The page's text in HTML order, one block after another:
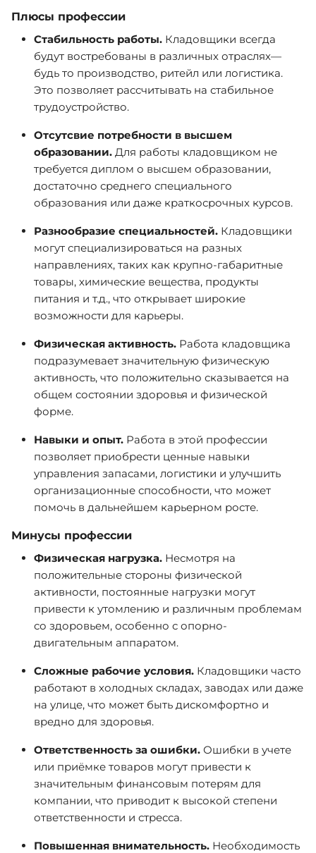
Плюсы профессии
Стабильность работы. Кладовщики всегда
будут востребованы в различных отраслях—
будь то производство, ритейл или логистика.
Это позволяет рассчитывать на стабильное
трудоустройство.
Отсутсвие потребности в высшем
образовании. Для работы кладовщиком не
требуется диплом о высшем образовании,
достаточно среднего специального
образования или даже краткосрочных курсов.
Разнообразие специальностей. Кладовщики
могут специализироваться на разных
направлениях, таких как крупно-габаритные
товары, химические вещества, продукты
питания и т.д., что открывает широкие
возможности для карьеры.
Физическая активность. Работа кладовщика
подразумевает значительную физическую
активность, что положительно сказывается на
общем состоянии здоровья и физической
форме.
Навыки и опыт. Работа в этой профессии
позволяет приобрести ценные навыки
управления запасами, логистики и улучшить
организационные способности, что может
помочь в дальнейшем карьерном росте.
Минусы профессии
Физическая нагрузка. Несмотря на
положительные стороны физической
активности, постоянные нагрузки могут
привести к утомлению и различным проблемам
со здоровьем, особенно с опорно-
двигательным аппаратом.
Сложные рабочие условия. Кладовщики часто
работают в холодных складах, заводах или даже
на улице, что может быть дискомфортно и
вредно для здоровья.
Ответственность за ошибки. Ошибки в учете
или приёмке товаров могут привести к
значительным финансовым потерям для
компании, что приводит к высокой степени
ответственности и стресса.
Повышенная внимательность. Необходимость